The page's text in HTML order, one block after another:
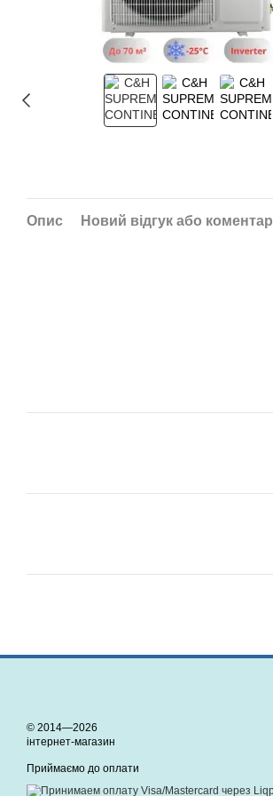
Опис Новий відгук або коментар
© 2014—2026
інтернет-магазин
Приймаємо до оплати